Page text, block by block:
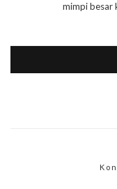
mimpi besar